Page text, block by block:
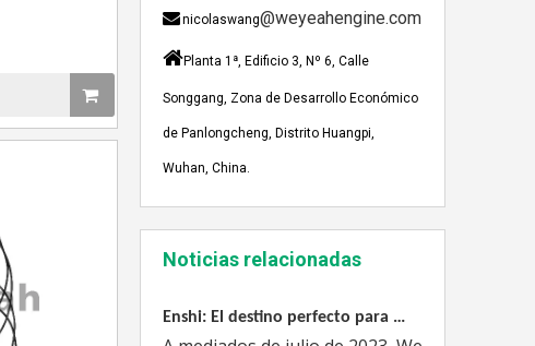
nicolaswang@weyeahengine.com
Planta 1ª, Edificio 3, Nº 6, Calle
Songgang, Zona de Desarrollo Económico
de Panlongcheng, Distrito Huangpi,
Wuhan, China.
Noticias relacionadas
JEBACHER BIOGAS GENERADOR SOBRE EL PROYECTO DE GENERACIÓN DE ENERGÍA DE GOLLES
Recientemente, el generador de Biogás
A mediados de julio de 2023, Weyeah poder